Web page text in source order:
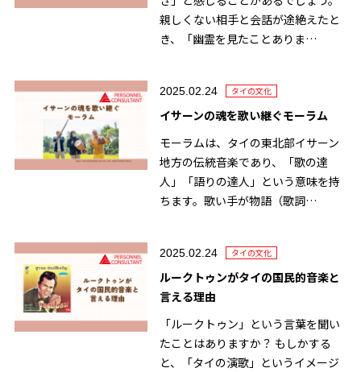
親しくない相手と会話が途絶えたと
き、「幽霊を見たことありま…
2025.02.24 タイの文化
イサーンの魂を歌い継ぐモーラム
モーラムは、タイの東北部イサーン
地方の伝統音楽であり、「歌の達
人」「語りの達人」という意味を持
ちます。歌い手が物語（歌詞…
2025.02.24 タイの文化
ルークトゥンがタイの国民的音楽と
言える理由
「ルークトゥン」という言葉を聞い
たことはありますか？ もしかする
と、「タイの演歌」というイメージ